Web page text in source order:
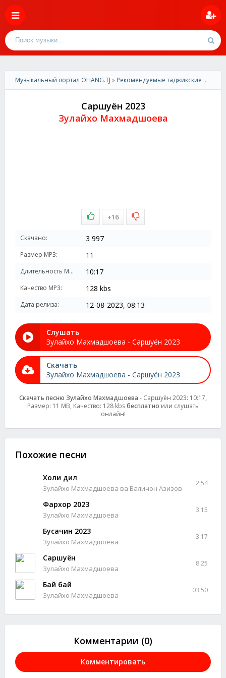
Музыкальный портал OHANG.TJ » Рекомендуемые таджикские песни
Саршуён 2023
Зулайхо Махмадшоева
+16
Скачано: 3 997
Размер MP3: 11
Длительность MP3: 10:17
Качество MP3: 128 kbs
Дата релиза: 12-08-2023, 08:13
Слушать
Зулайхо Махмадшоева - Саршуён 2023
Скачать
Зулайхо Махмадшоева - Саршуён 2023
Скачать песню Зулайхо Махмадшоева - Саршуён 2023: 10:17,
Размер: 11 MB, Качество: 128 kbsбесплатно или слушать
онлайн!
Похожие песни
Холи дил
Зулайхо Махмадшоева ва Валичон Азизов
2:54
Фархор 2023
Зулайхо Махмадшоева
3:15
Бусачин 2023
Зулайхо Махмадшоева
3:17
Саршуён
Зулайхо Махмадшоева
8:25
Бай бай
Зулайхо Махмадшоева
03:50
Комментарии (0)
Комментировать